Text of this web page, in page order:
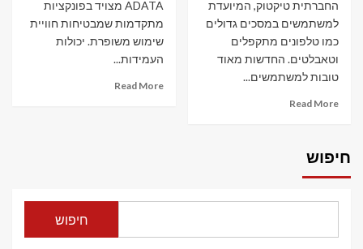
החברתית טיקטוק, המיועדת
למשתמשים במסכים גדולים
כמו טלפונים מתקפלים
וטאבלטים. החדשות מאוד
טובות למשתמשים...
Read More
ADATA מצויד בפונקציות
מתקדמות שמבטיחות חוויית
שימוש משופרת. יכולות
העמידות...
Read More
חיפוש
חיפוש